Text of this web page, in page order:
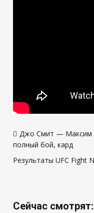
по
записям
Джо Смит — Максим
полный бой, кард
Результаты UFC Fight
Сейчас смотрят: